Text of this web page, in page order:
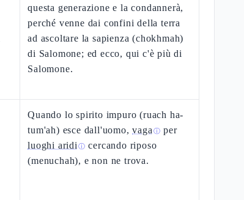
questa generazione e la condannerà,
perché venne dai confini della terra
ad ascoltare la sapienza (chokhmah)
di Salomone; ed ecco, qui c'è più di
Salomone.
Quando lo spirito impuro (ruach ha-
tum'ah) esce dall'uomo,vaga ⓘ per
luoghi aridi ⓘ cercando riposo
(menuchah), e non ne trova.